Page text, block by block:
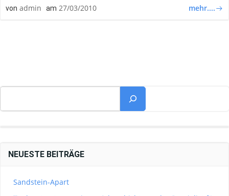
von admin am 27/03/2010 mehr....
NEUESTE BEITRÄGE
Sandstein-Apart